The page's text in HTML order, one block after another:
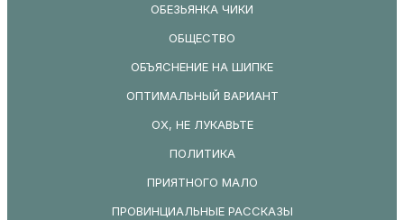
ОБЕЗЬЯНКА ЧИКИ
ОБЩЕСТВО
ОБЪЯСНЕНИЕ НА ШИПКЕ
ОПТИМАЛЬНЫЙ ВАРИАНТ
ОХ, НЕ ЛУКАВЬТЕ
ПОЛИТИКА
ПРИЯТНОГО МАЛО
ПРОВИНЦИАЛЬНЫЕ РАССКАЗЫ